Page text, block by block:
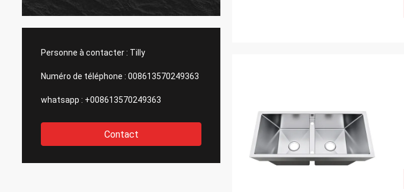
Personne à contacter : Tilly
Numéro de téléphone : 008613570249363
whatsapp : +008613570249363
Contact